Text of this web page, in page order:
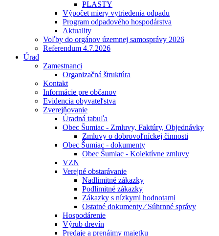
PLASTY
Výpočet miery vytriedenia odpadu
Program odpadového hospodárstva
Aktuality
Voľby do orgánov územnej samosprávy 2026
Referendum 4.7.2026
Úrad
Zamestnanci
Organizačná štruktúra
Kontakt
Informácie pre občanov
Evidencia obyvateľstva
Zverejňovanie
Úradná tabuľa
Obec Šumiac - Zmluvy, Faktúry, Objednávky
Zmluvy o dobrovoľníckej činnosti
Obec Šumiac - dokumenty
Obec Šumiac - Kolektívne zmluvy
VZN
Verejné obstarávanie
Nadlimitné zákazky
Podlimitné zákazky
Zákazky s nízkymi hodnotami
Ostatné dokumenty ⁄ Súhrnné správy
Hospodárenie
Výrub drevín
Predaje a prenájmy majetku